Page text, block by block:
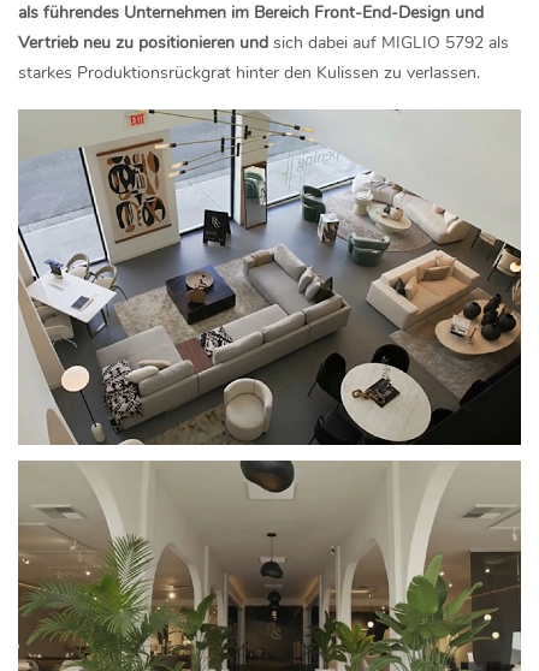
als führendes Unternehmen im Bereich Front-End-Design und
Vertrieb neu zu positionieren und sich dabei auf MIGLIO 5792 als
starkes Produktionsrückgrat hinter den Kulissen zu verlassen.